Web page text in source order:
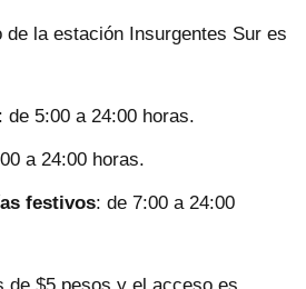
la estación Insurgentes Sur es
: de 5:00 a 24:00 horas.
a 24:00 horas.
festivos: de 7:00 a 24:00